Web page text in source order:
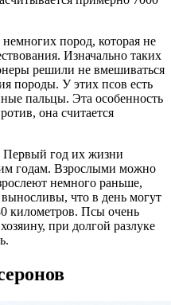
пород, которая не
Изначально таких
решили не вмешиваться
породы. У этих псов есть
пальцы. Эта особенность
она считается
Первый год их жизни
годам. Взрослыми можно
немного раньше,
что в день могут
километров. Псы очень
при долгой разлуке